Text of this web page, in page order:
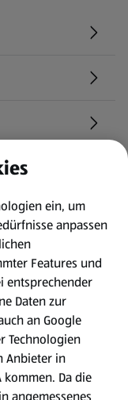
ein, um
anpassen
Features und
entsprechender
Daten zur
an Google
Technologien
Anbieter in
Da die